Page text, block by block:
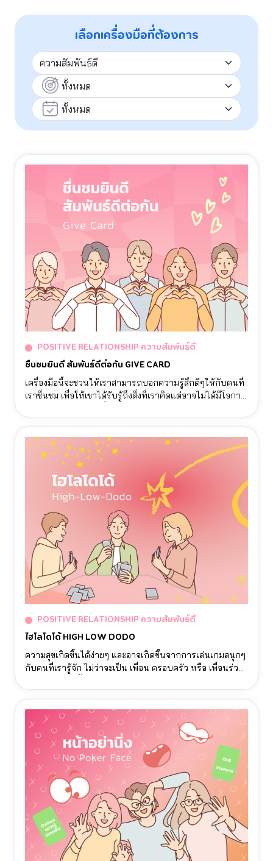
เลือกเครื่องมือที่ต้องการ
POSITIVE RELATIONSHIP ความสัมพันธ์ดี
ชื่นชมยินดี สัมพันธ์ดีต่อกัน GIVE CARD
เครื่องมือนี้จะชวนให้เราสามารถบอกความรู้สึกดีๆให้กับคนที่
เราชื่นชม เพื่อให้เขาได้รับรู้ถึงสิ่งที่เราคิดแต่อาจไม่ได้มีโอกาส
POSITIVE RELATIONSHIP ความสัมพันธ์ดี
ไฮโลโดโด้ HIGH LOW DODO
ความสุขเกิดขึ้นได้ง่ายๆ และอาจเกิดขึ้นจากการเล่นเกมสนุกๆ
กับคนที่เรารู้จัก ไม่ว่าจะเป็น เพื่อน ครอบครัว หรือ เพื่อนร่วม